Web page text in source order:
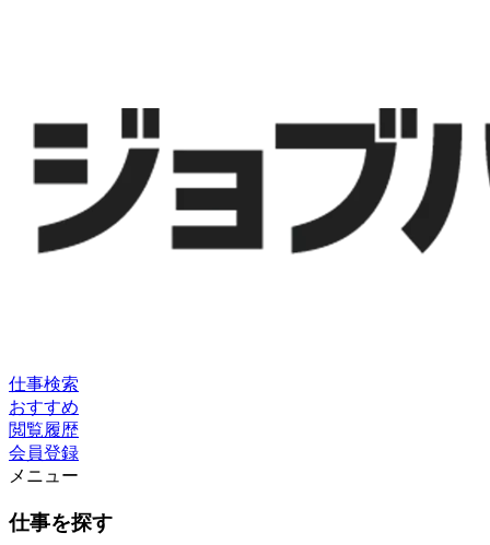
仕事検索
おすすめ
閲覧履歴
会員登録
メニュー
仕事を探す